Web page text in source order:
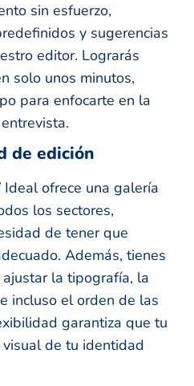
sin esfuerzo,
y sugerencias
editor. Lograrás
solo unos minutos,
para enfocarte en la
de edición
ofrece una galería
los sectores,
de tener que
Además, tienes
la tipografía, la
incluso el orden de las
garantiza que tu
de tu identidad